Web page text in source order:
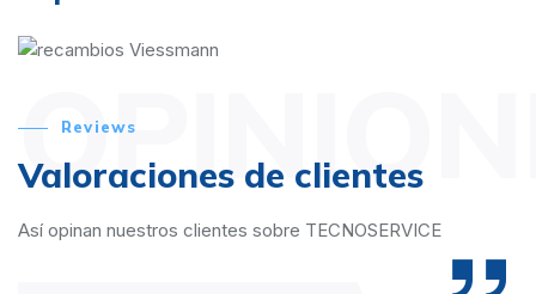
Reviews
Valoraciones de clientes
Así opinan nuestros clientes sobre TECNOSERVICE